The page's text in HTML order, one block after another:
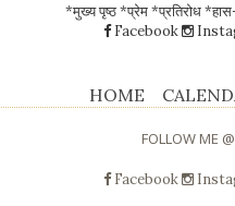
*मुख्य पृष्ठ*प्रेम*प्रतिरोध
Facebook
HOME
FOLLOW ME
Facebook